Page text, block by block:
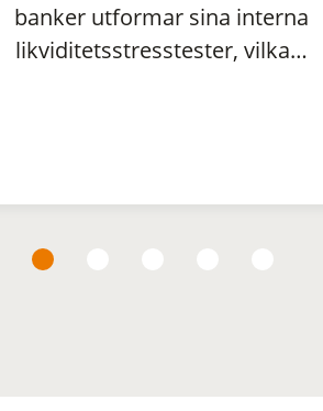
banker utformar sina interna
likviditetsstresstester, vilka…